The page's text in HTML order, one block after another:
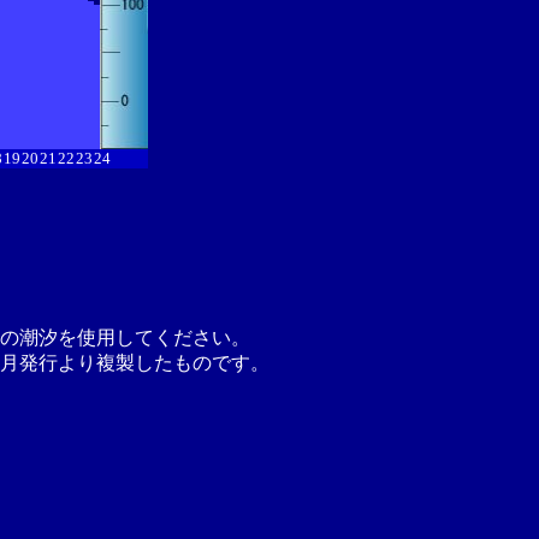
192021222324
潮汐を使用してください。
発行より複製したものです。